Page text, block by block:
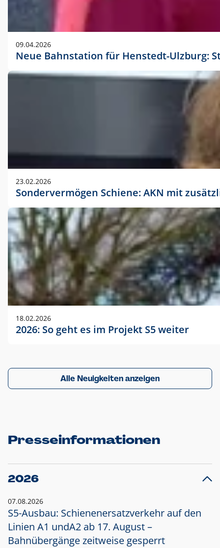
09.04.2026
Neue Bahnstation für Henstedt-Ulzburg:
23.02.2026
Sondervermögen Schiene: AKN mit
18.02.2026
2026: So geht es im Projekt S5 weiter
Alle Neuigkeiten anzeigen
Presseinformationen
2026
07.08.2026
S5-Ausbau: Schienenersatzverkehr auf den
Linien A1 undA2 ab 17. August –
Bahnübergänge zeitweise gesperrt